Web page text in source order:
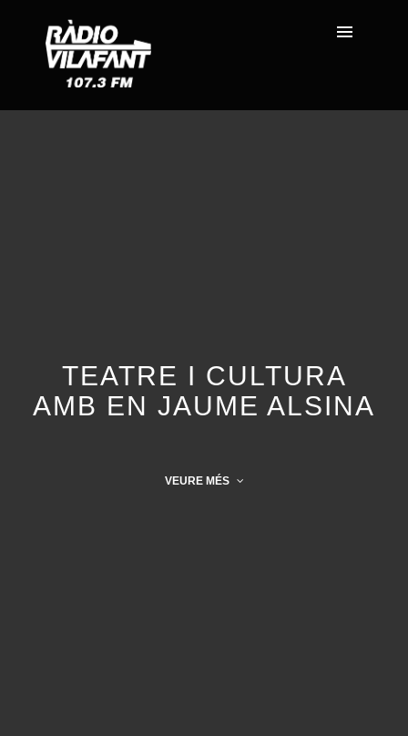
TEATRE I CULTURA
AMB EN JAUME ALSINA
VEURE MÉS